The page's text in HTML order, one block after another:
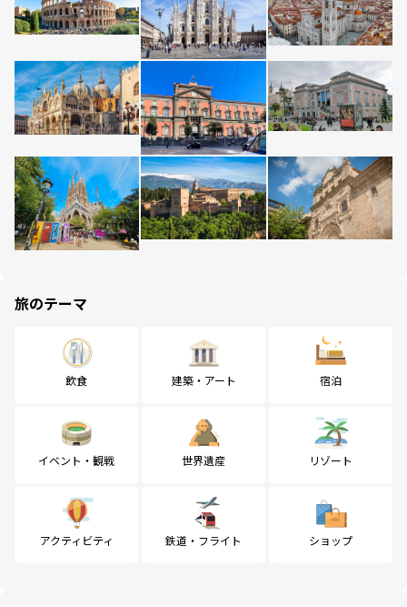
旅のテーマ
飲食 建築・アート 宿泊
イベント・観戦 世界遺産 リゾート
アクティビティ 鉄道・フライト ショップ